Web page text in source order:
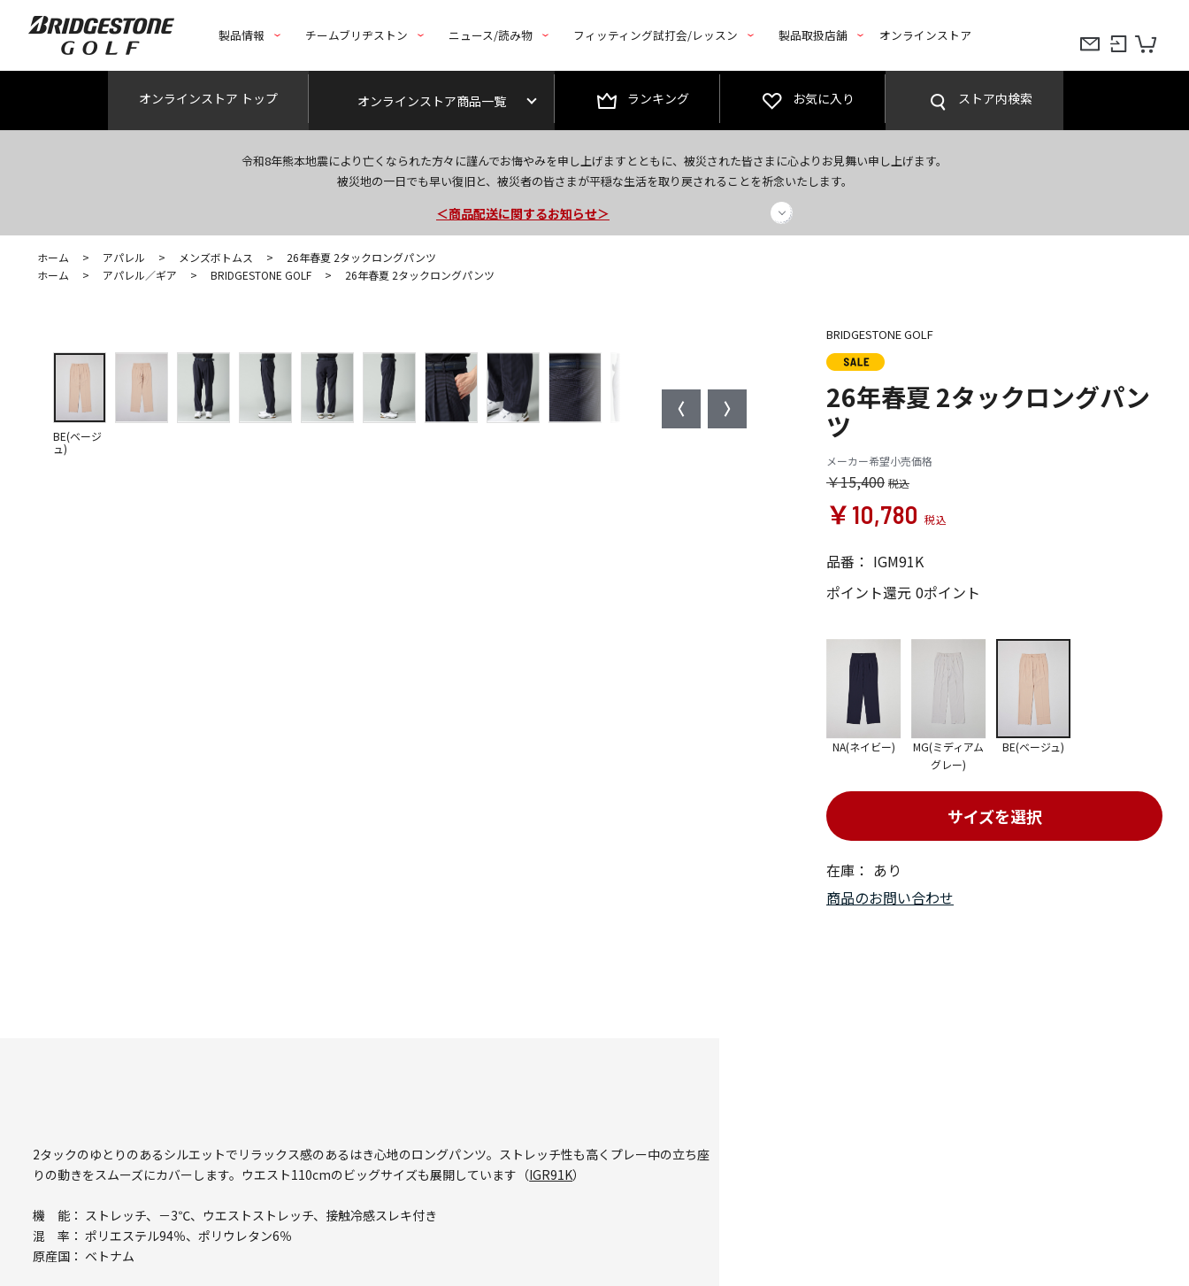
製品情報 チームブリヂストン ニュース/読み物 フィッティング試打会/レッスン 製品取扱店舗 オンラインストア
オンラインストア トップ オンラインストア商品一覧 ランキング お気に入り ストア内検索
令和8年熊本地震により亡くなられた方々に謹んでお悔やみを申し上げますとともに、被災された皆さまに心よりお見舞い申し上げます。
被災地の一日でも早い復旧と、被災者の皆さまが平穏な生活を取り戻されることを祈念いたします。
＜夏季休暇中のご注文・発送・お問い合わせ＞
今なら新規会員登録で1,000円OFFクーポンプレゼント！
＜商品配送に関するお知らせ＞
ホーム > アパレル > メンズボトムス >
26年春夏 2タックロングパンツ
ホーム
> アパレル／ギア > BRIDGESTONE GOLF > 26年春夏 2タックロングパンツ
BE(ベージ
ュ)
BRIDGESTONE GOLF
26年春夏 2タックロングパン
ツ
メーカー希望小売価格
￥15,400
￥10,780
品番： IGM91K
ポイント還元 0ポイント
在庫： あり
サイズを選択
NA(ネイビー)
MG(ミディアム
グレー)
BE(ベージュ)
商品のお問い合わせ
2タックのゆとりのあるシルエットでリラックス感のあるはき心地のロングパンツ。ストレッチ性も高くプレー中の立ち座
りの動きをスムーズにカバーします。ウエスト110cmのビッグサイズも展開しています（IGR91K）
機 能： ストレッチ、－3℃、ウエストストレッチ、接触冷感スレキ付き
混 率： ポリエステル94％、ポリウレタン6％
原産国： ベトナム